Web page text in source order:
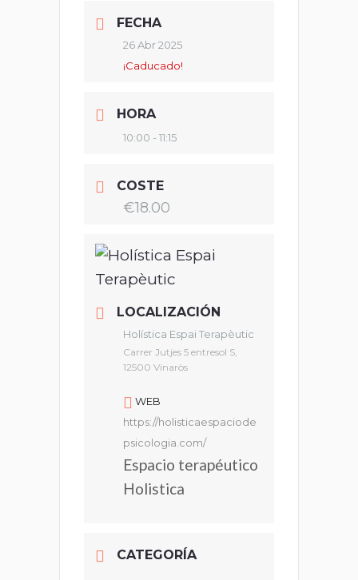
FECHA
26 Abr 2025
¡Caducado!
HORA
10:00 - 11:15
COSTE
€18.00
LOCALIZACIÓN
Holística Espai Terapèutic
Carrer Jutjes 5 entresol S,
12500 Vinaròs
WEB
https://holisticaespaciode
psicologia.com/
Espacio terapéutico
Holistica
CATEGORÍA